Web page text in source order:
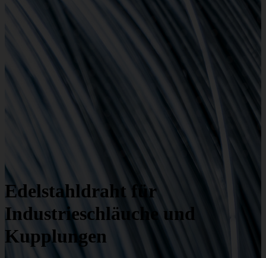
Edelstahldraht für
Industrieschläuche und
Kupplungen